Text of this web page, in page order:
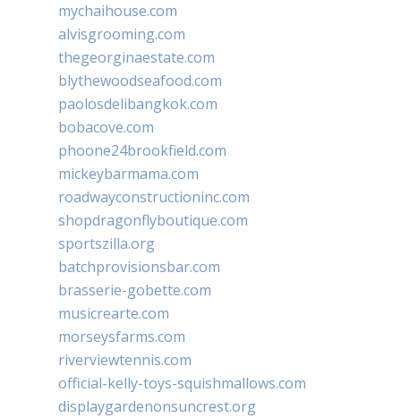
mychaihouse.com
alvisgrooming.com
thegeorginaestate.com
blythewoodseafood.com
paolosdelibangkok.com
bobacove.com
phoone24brookfield.com
mickeybarmama.com
roadwayconstructioninc.com
shopdragonflyboutique.com
sportszilla.org
batchprovisionsbar.com
brasserie-gobette.com
musicrearte.com
morseysfarms.com
riverviewtennis.com
official-kelly-toys-squishmallows.com
displaygardenonsuncrest.org